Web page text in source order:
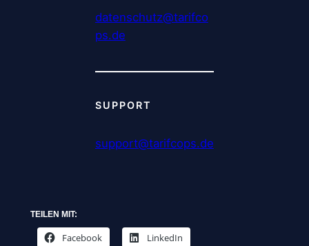
datenschutz@tarifco
ps.de
SUPPORT
support@tarifcops.de
TEILEN MIT:
Facebook LinkedIn